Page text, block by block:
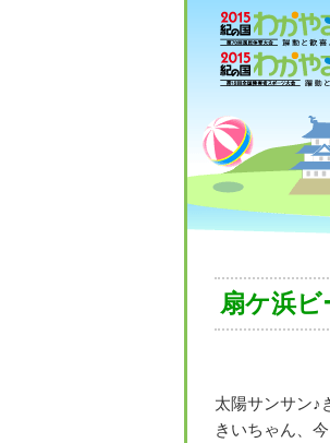
扇ケ浜
太陽サンサン♪
きいちゃん、